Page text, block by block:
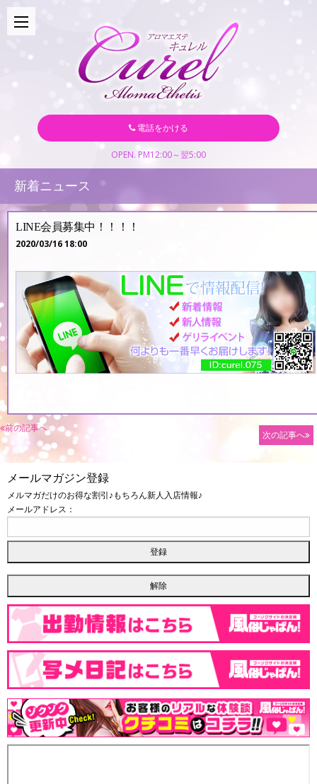
電話をかける
OPEN. PM12:00～翌5:00
新着ニュース
LINE会員募集中！！！！
2020/03/16 18:00
前の記事へ
次の記事へ
メールマガジン登録
メルマガだけのお得な割引♪もちろん新人入店情報♪
メールアドレス：